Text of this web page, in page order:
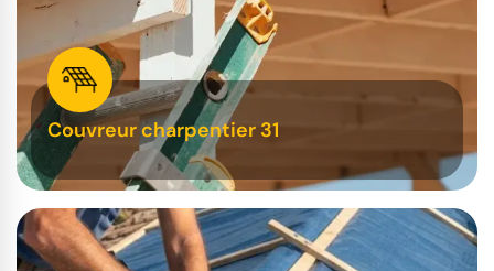
Couvreur charpentier 31